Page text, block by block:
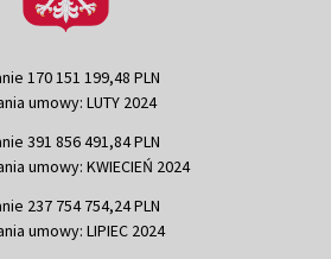
170 151 199,48 PLN
umowy: LUTY 2024
391 856 491,84 PLN
umowy: KWIECIEŃ 2024
237 754 754,24 PLN
umowy: LIPIEC 2024